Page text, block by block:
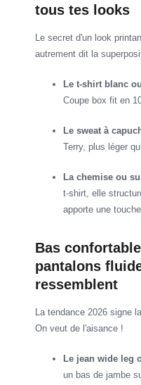
tous tes looks
Le secret d'un look
autrement dit la
Le t-shirt blanc
Coupe box fit en
Le sweat à
Terry, plus léger
La chemise ou
t-shirt, elle
apporte une touche
Bas
pantalons
ressemblent
La tendance 2026 signe
On veut de l'aisance !
Le jean wide leg
un bas de jambe